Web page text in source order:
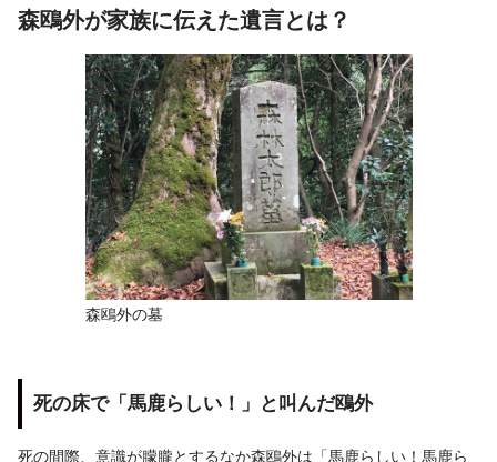
森鴎外が家族に伝えた遺言とは？
森鴎外の墓
死の床で「馬鹿らしい！」と叫んだ鴎外
死の間際、意識が朦朧とするなか森鴎外は「馬鹿らしい！馬鹿ら